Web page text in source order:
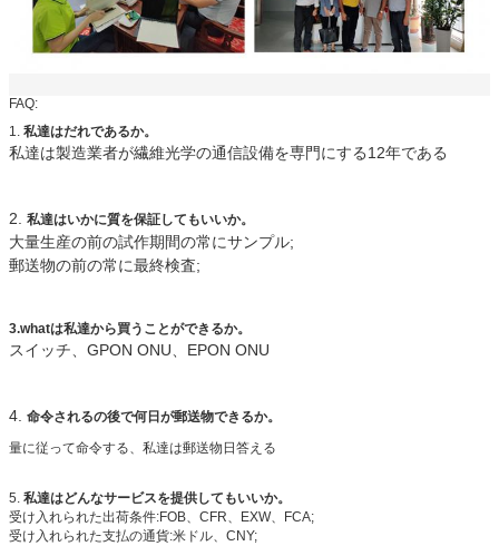
FAQ:
1. 私達はだれであるか。
私達は製造業者が繊維光学の通信設備を専門にする12年である
2. 私達はいかに質を保証してもいいか。
大量生産の前の試作期間の常にサンプル;
郵送物の前の常に最終検査;
3.whatは私達から買うことができるか。
スイッチ、GPON ONU、EPON ONU
4. 命令されるの後で何日が郵送物できるか。
量に従って命令する、私達は郵送物日答える
5. 私達はどんなサービスを提供してもいいか。
受け入れられた出荷条件:FOB、CFR、EXW、FCA;
受け入れられた支払の通貨:米ドル、CNY;